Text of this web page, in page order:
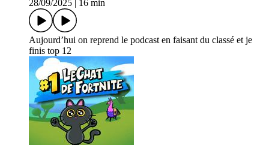
28/09/2025 | 16 min
Aujourd’hui on reprend le podcast en faisant du classé et je
finis top 12